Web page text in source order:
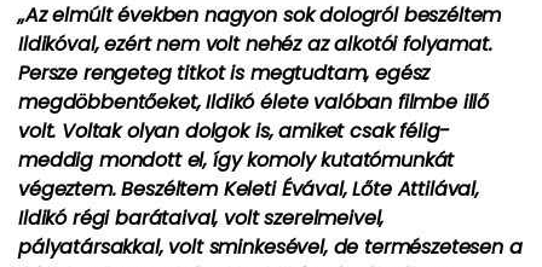
„Az elmúlt években nagyon sok dologról beszéltem
Ildikóval, ezért nem volt nehéz az alkotói folyamat.
Persze rengeteg titkot is megtudtam, egész
megdöbbentőeket, Ildikó élete valóban filmbe illő
volt. Voltak olyan dolgok is, amiket csak félig-
meddig mondott el, így komoly kutatómunkát
végeztem. Beszéltem Keleti Évával, Lőte Attilával,
Ildikó régi barátaival, volt szerelmeivel,
pályatársakkal, volt sminkesével, de természetesen a